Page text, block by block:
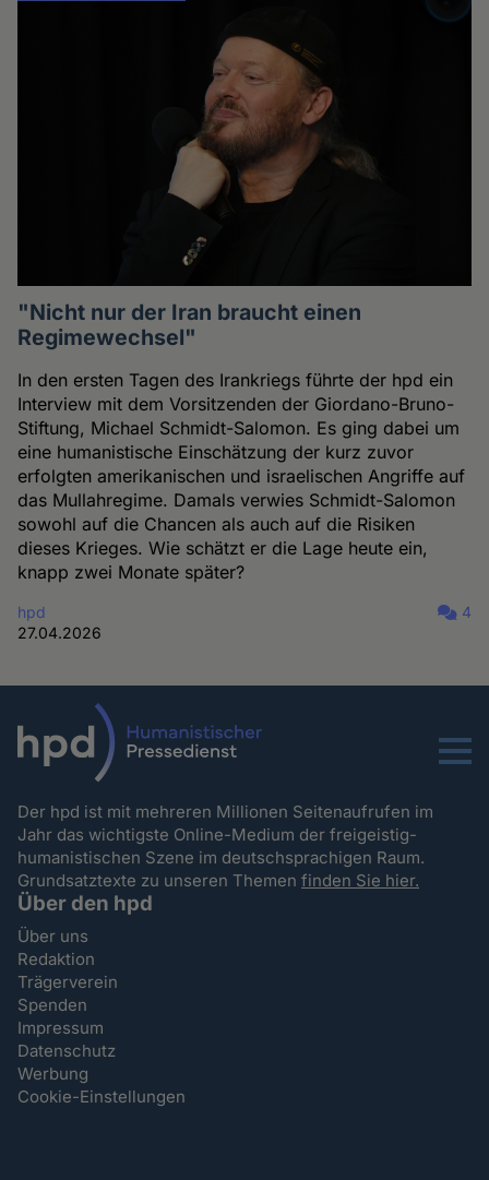
"Nicht nur der Iran braucht einen
Regimewechsel"
In den ersten Tagen des Irankriegs führte der hpd ein
Interview mit dem Vorsitzenden der Giordano-Bruno-
Stiftung, Michael Schmidt-Salomon. Es ging dabei um
eine humanistische Einschätzung der kurz zuvor
erfolgten amerikanischen und israelischen Angriffe auf
das Mullahregime. Damals verwies Schmidt-Salomon
sowohl auf die Chancen als auch auf die Risiken
dieses Krieges. Wie schätzt er die Lage heute ein,
knapp zwei Monate später?
hpd
27.04.2026
4
Menu
Der hpd ist mit mehreren Millionen Seitenaufrufen im
Jahr das wichtigste Online-Medium der freigeistig-
humanistischen Szene im deutschsprachigen Raum.
Grundsatztexte zu unseren Themenfinden Sie hier.
Über den hpd
Über uns
Redaktion
Trägerverein
Spenden
Impressum
Datenschutz
Werbung
Cookie-Einstellungen